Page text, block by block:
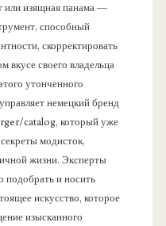
или изящная панама —
способный
скорректировать
вкусе своего владельца
утонченного
немецкий бренд
catalog, который уже
модисток,
жизни. Эксперты
подобрать и носить
искусство, которое
изысканного